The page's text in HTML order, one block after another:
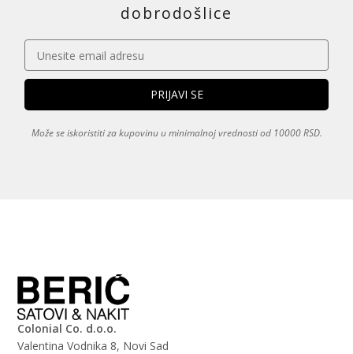
dobrodošlice
Može se iskoristiti za kupovinu u minimalnoj vrednosti od 10000 RSD.
Colonial Co. d.o.o.
Valentina Vodnika 8, Novi Sad